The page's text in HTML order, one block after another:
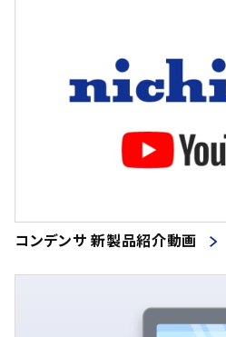
コンデンサ 新製品紹介動画